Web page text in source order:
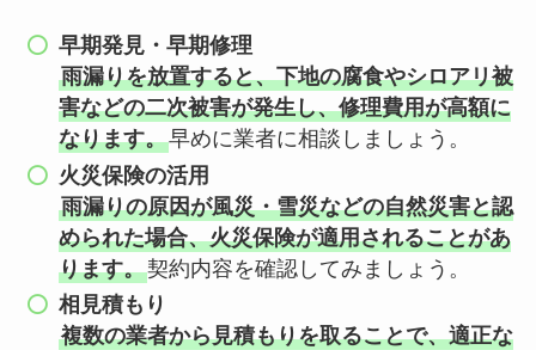
早期発見・早期修理
雨漏りを放置すると、下地の腐食やシロアリ被
害などの二次被害が発生し、修理費用が高額に
なります。早めに業者に相談しましょう。
火災保険の活用
雨漏りの原因が風災・雪災などの自然災害と認
められた場合、火災保険が適用されることがあ
ります。契約内容を確認してみましょう。
相見積もり
複数の業者から見積もりを取ることで、適正な